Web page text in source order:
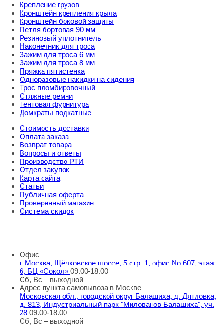
Крепление грузов
Кронштейн крепления крыла
Кронштейн боковой защиты
Петля бортовая 90 мм
Резиновый уплотнитель
Наконечник для троса
Зажим для троса 6 мм
Зажим для троса 8 мм
Пряжка пятистенка
Одноразовые накидки на сидения
Трос пломбировочный
Стяжные ремни
Тентовая фурнитура
Домкраты подкатные
Стоимость доставки
Оплата заказа
Возврат товара
Вопросы и ответы
Производство РТИ
Отдел закупок
Карта сайта
Статьи
Публичная оферта
Проверенный магазин
Система скидок
Офис
г. Москва, Щёлковское шоссе, 5 стр. 1, офис No 607, этаж
6, БЦ «Сокол» 09.00-18.00
Сб, Вс – выходной
Адрес пункта самовывоза в Москве
Московская обл., городской округ Балашиха, д. Дятловка,
д. 813, Индустриальный парк "Милованов Балашиха", уч.
28 09.00-18.00
Сб, Вс – выходной